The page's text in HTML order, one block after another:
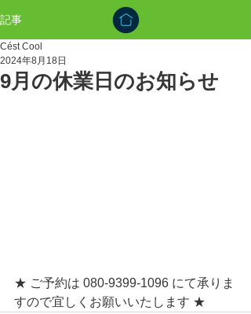
記事
9月の休業日のお知らせ
Cést Cool
2024年8月18日
★ ご予約は 080-9399-1096 にて承りま
すので宜しくお願いいたします ★